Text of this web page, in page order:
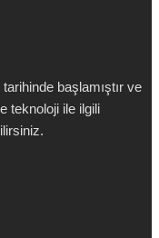
başlamıştır ve
teknoloji ile ilgili